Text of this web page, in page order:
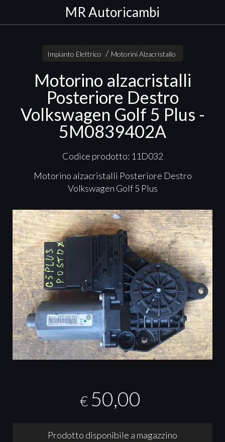
MR Autoricambi
Impianto Elettrico Motorini Alzacristallo
Motorino alzacristalli
Posteriore Destro
Volkswagen Golf 5 Plus -
5M0839402A
Codice prodotto: 11D032
Motorino alzacristalli Posteriore Destro
Volkswagen Golf 5 Plus
€ 50,00
Prodotto disponibile a magazzino